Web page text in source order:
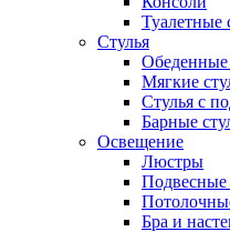
Туалетные
Стулья
Обеденные
Мягкие
Стулья с
Барные
Освещение
Люстры
Подвесные
Бра и